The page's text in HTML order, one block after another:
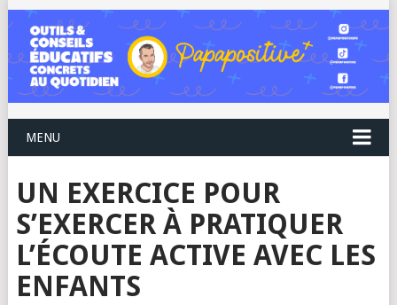
MENU
UN EXERCICE POUR
S’EXERCER À PRATIQUER
L’ÉCOUTE ACTIVE AVEC LES
ENFANTS